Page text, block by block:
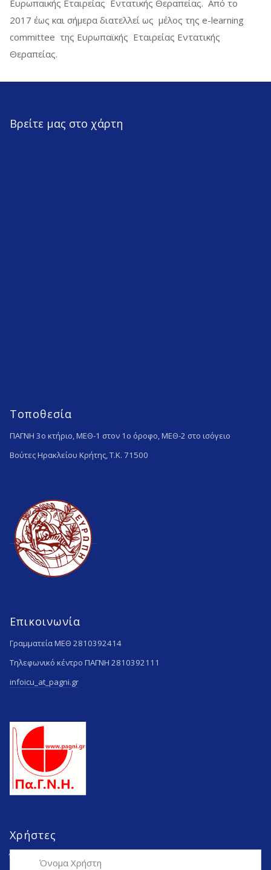
Ευρωπαικής Εταιρείας Εντατικής Θεραπείας. Από το
2017 έως και σήμερα διατελλεί ως μέλος της e-learning
committee της Ευρωπαϊκής Εταιρείας Εντατικής
Θεραπείας.
Βρείτε μας στο χάρτη
Τοποθεσία
ΠΑΓΝΗ 3ο κτήριο, ΜΕΘ-1 στον 1ο όροφο, ΜΕΘ-2 στο ισόγειο
Βούτες Ηρακλείου Κρήτης, Τ.Κ. 71500
Επικοινωνία
Γραμματεία ΜΕΘ 2810392414
Τηλεφωνικό κέντρο ΠΑΓΝΗ 2810392111
infoicu_at_pagni.gr
Χρήστες
Όνομα Χρήστη